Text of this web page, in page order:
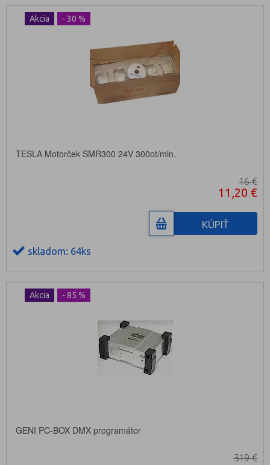
Akcia - 30 %
TESLA Motorček SMR300 24V 300ot/min.
16 €
11,20 €
KÚPIŤ
skladom: 64ks
Akcia - 85 %
GENI PC-BOX DMX programátor
319 €